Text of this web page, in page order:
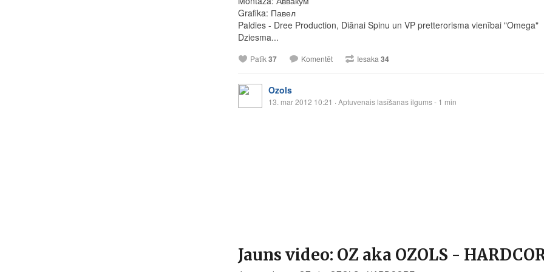
Grafika: Павел
Paldies - Dree Production, Diānai Spinu un VP pretterorisma vienībai "Omega"
Dziesma...
Patīk37 Komentēt Iesaka 34
Ozols
13. mar 2012 10:21 · Aptuvenais lasīšanas ilgums - 1 min
Jauns video: OZ aka OZOLS -